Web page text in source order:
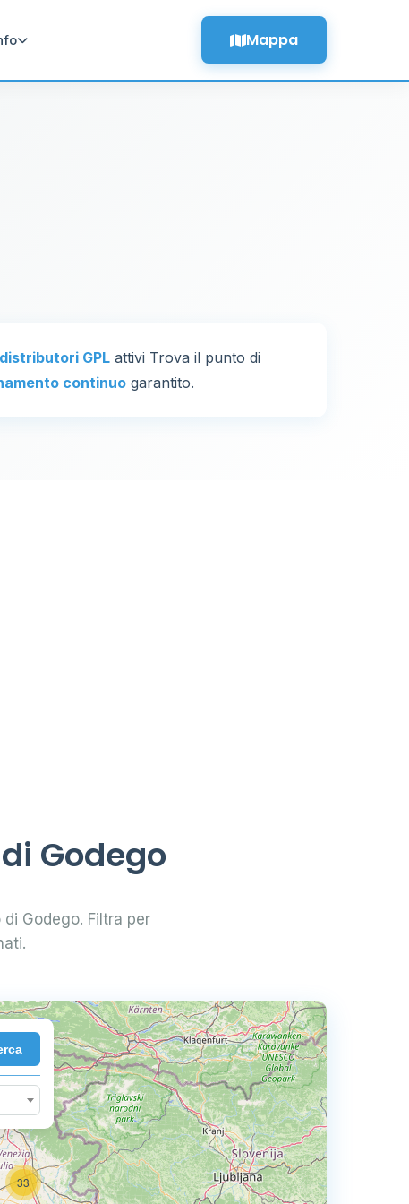
Mappa
distributori GPL attivi Trova il punto di
continuo garantito.
Godego
Godego. Filtra per
33